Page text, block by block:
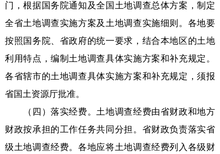
门，根据国务院通知及全国土地调查总体方案，制定
全省土地调查实施方案及土地调查实施细则。各地要
按照国务院、省政府的统一要求，结合本地区的土地
利用特点，编制土地调查具体实施方案和补充规定。
各省辖市的土地调查具体实施方案和补充规定，须报
省国土资源厅批准。
（四）落实经费。土地调查经费由省财政和地方
财政按承担的工作任务共同分担。省财政负责落实省
级土地调查经费。各地应将土地调查经费列入各级财